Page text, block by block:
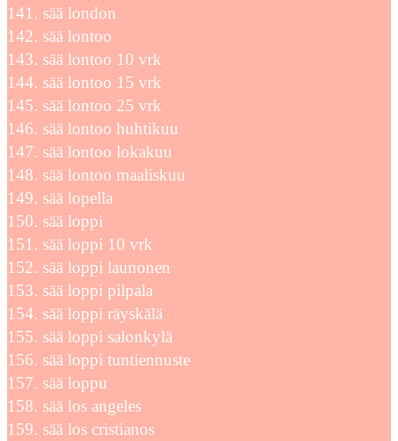
sää london
sää lontoo
sää lontoo 10 vrk
sää lontoo 15 vrk
sää lontoo 25 vrk
sää lontoo huhtikuu
sää lontoo lokakuu
sää lontoo maaliskuu
sää lopella
sää loppi
sää loppi 10 vrk
sää loppi launonen
sää loppi pilpala
sää loppi räyskälä
sää loppi salonkylä
sää loppi tuntiennuste
sää loppu
sää los angeles
sää los cristianos